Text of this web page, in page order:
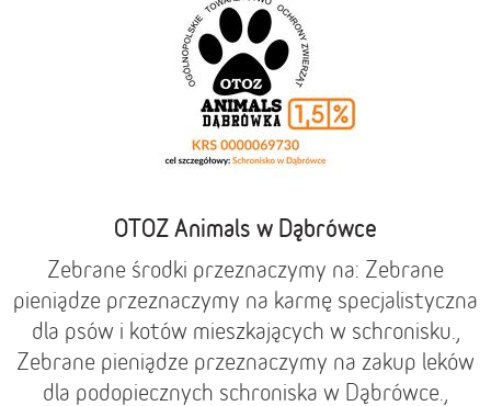
OTOZ Animals w Dąbrówce
Zebrane środki przeznaczymy na: Zebrane
pieniądze przeznaczymy na karmę specjalistyczna
dla psów i kotów mieszkających w schronisku.,
Zebrane pieniądze przeznaczymy na zakup leków
dla podopiecznych schroniska w Dąbrówce.,